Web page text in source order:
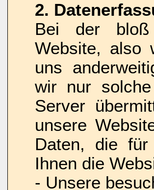
2.
Bei der bloß
Website, also
uns
wir nur
Server
unsere
Daten, die
Ihnen die
- Unsere